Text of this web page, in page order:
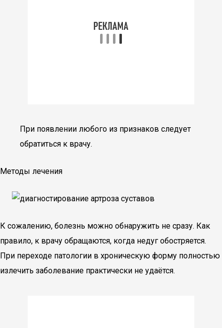
При появлении любого из признаков следует
обратиться к врачу.
Методы лечения
К сожалению, болезнь можно обнаружить не сразу. Как
правило, к врачу обращаются, когда недуг обостряется.
При переходе патологии в хроническую форму полностью
излечить заболевание практически не удаётся.